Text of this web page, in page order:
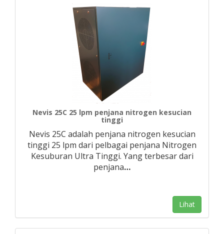
Nevis 25C 25 lpm penjana nitrogen kesucian
tinggi
Nevis 25C adalah penjana nitrogen kesucian
tinggi 25 lpm dari pelbagai penjana Nitrogen
Kesuburan Ultra Tinggi. Yang terbesar dari
penjana…
Lihat